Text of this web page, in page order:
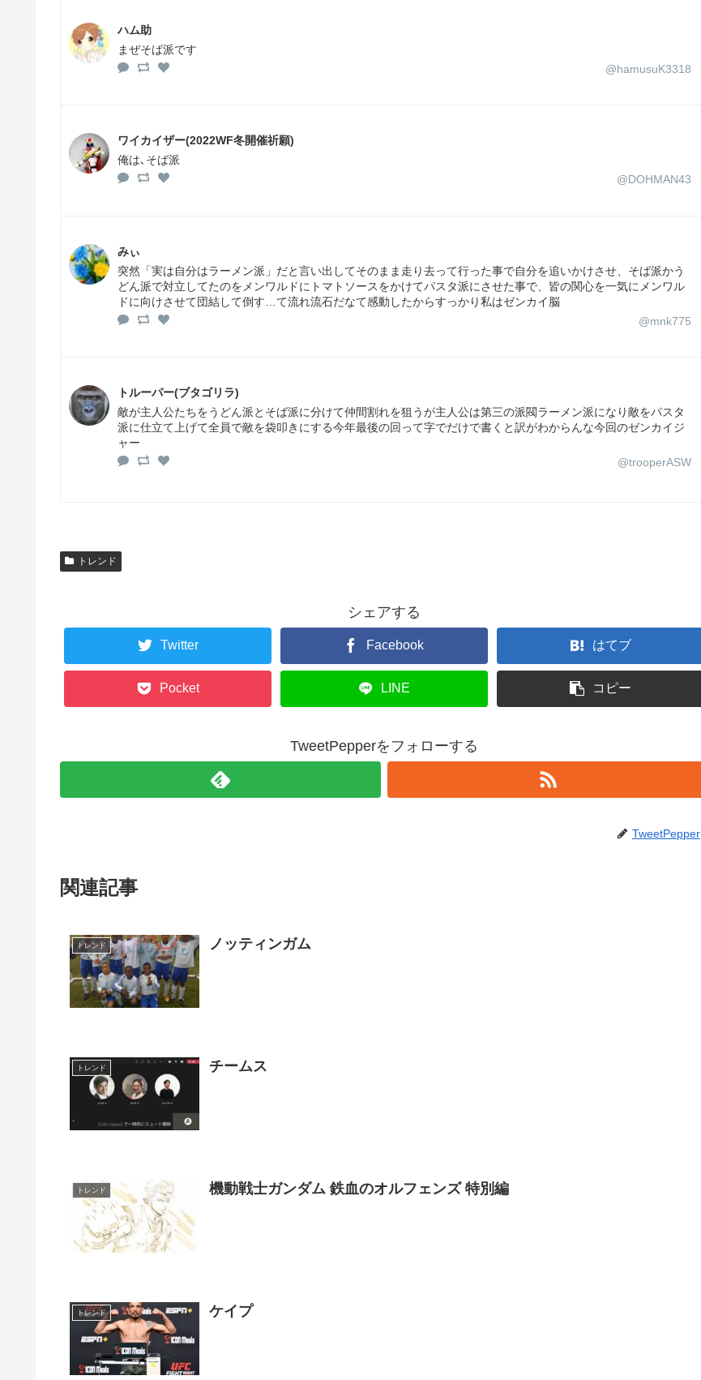
ハム助
まぜそば派です
@hamusuK3318
ワイカイザー(2022WF冬開催祈願)
俺は､そば派
@DOHMAN43
みぃ
突然「実は自分はラーメン派」だと言い出してそのまま走り去って行った事で自分を追いかけさせ、そば派かう
どん派で対立してたのをメンワルドにトマトソースをかけてパスタ派にさせた事で、皆の関心を一気にメンワル
ドに向けさせて団結して倒す…て流れ流石だなて感動したからすっかり私はゼンカイ脳
@mnk775
トルーパー(ブタゴリラ)
敵が主人公たちをうどん派とそば派に分けて仲間割れを狙うが主人公は第三の派閥ラーメン派になり敵をパスタ
派に仕立て上げて全員で敵を袋叩きにする今年最後の回って字でだけで書くと訳がわからんな今回のゼンカイジ
ャー
@trooperASW
トレンド
シェアする
Twitter Facebook はてブ
Pocket LINE コピー
TweetPepperをフォローする
TweetPepper
関連記事
トレンド ノッティンガム
トレンド チームス
トレンド 機動戦士ガンダム 鉄血のオルフェンズ 特別編
トレンド ケイプ